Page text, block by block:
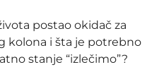
postao okidač za
kolona i šta je potrebno
stanje “izlečimo”?